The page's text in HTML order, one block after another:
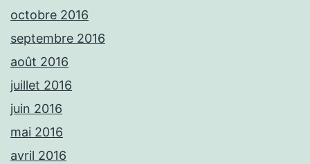
octobre 2016
septembre 2016
août 2016
juillet 2016
juin 2016
mai 2016
avril 2016